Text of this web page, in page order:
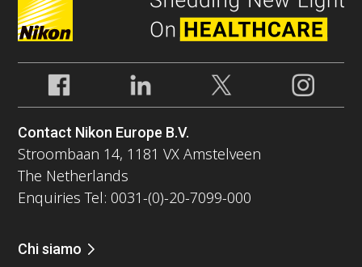
Contact Nikon Europe B.V.
Stroombaan 14, 1181 VX Amstelveen
The Netherlands
Enquiries Tel: 0031-(0)-20-7099-000
Chi siamo